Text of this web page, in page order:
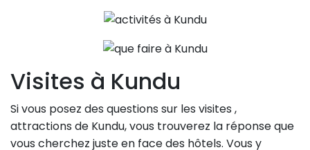
Visites à Kundu
Si vous posez des questions sur les visites ,
attractions de Kundu, vous trouverez la réponse que
vous cherchez juste en face des hôtels. Vous y